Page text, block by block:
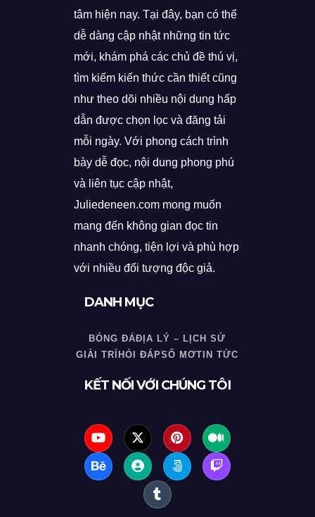
tâm hiện nay. Tại đây, bạn có thể
dễ dàng cập nhật những tin tức
mới, khám phá các chủ đề thú vị,
tìm kiếm kiến thức cần thiết cũng
như theo dõi nhiều nội dung hấp
dẫn được chọn lọc và đăng tải
mỗi ngày. Với phong cách trình
bày dễ đọc, nội dung phong phú
và liên tục cập nhật,
Juliedeneen.com mong muốn
mang đến không gian đọc tin
nhanh chóng, tiện lợi và phù hợp
với nhiều đối tượng độc giả.
DANH MỤC
BÓNG ĐÁĐỊA LÝ – LỊCH SỬ
GIẢI TRÍ HỎI ĐÁPSỔ MƠTIN TỨC
KẾT NỐI VỚI CHÚNG TÔI